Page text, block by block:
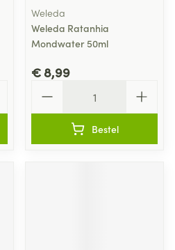
Weleda
Weleda Ratanhia
Mondwater 50ml
€ 8,99
Bestel